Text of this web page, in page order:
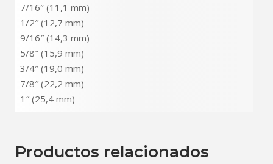
7/16″ (11,1 mm)
1/2″ (12,7 mm)
9/16″ (14,3 mm)
5/8″ (15,9 mm)
3/4″ (19,0 mm)
7/8″ (22,2 mm)
1″ (25,4 mm)
Productos relacionados